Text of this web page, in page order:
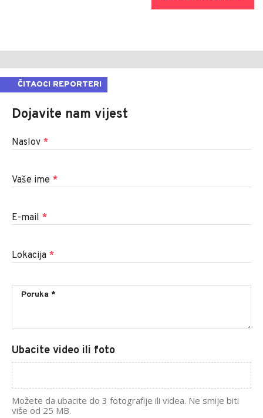
ČITAOCI REPORTERI
Dojavite nam vijest
Naslov *
Vaše ime *
E-mail *
Lokacija *
Ubacite video ili foto
Možete da ubacite do 3 fotografije ili videa. Ne smije biti
više od 25 MB.